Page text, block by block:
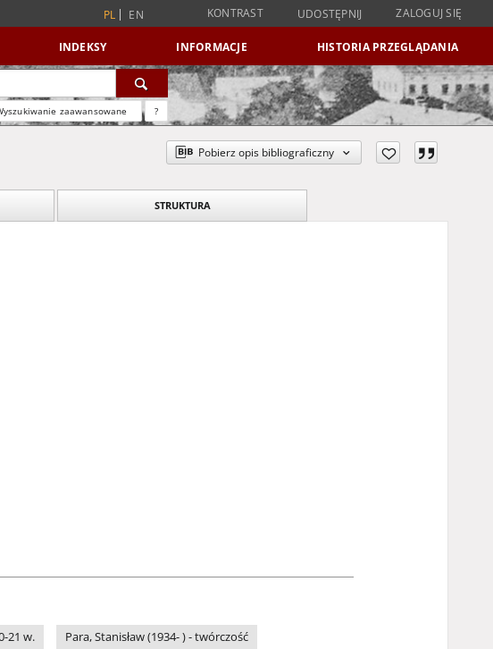
PL EN KONTRAST UDOSTĘPNIJ ZALOGUJ SIĘ
INDEKSY INFORMACJE HISTORIA PRZEGLĄDANIA
zaawansowane ?
Pobierz opis bibliograficzny
STRUKTURA
21 w.
Para, Stanisław (1934- ) - twórczość